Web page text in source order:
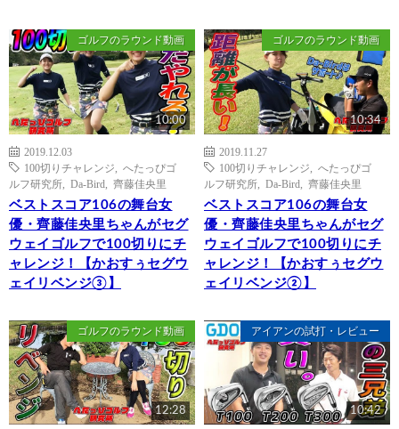
ゴルフのラウンド動画
10:00
2019.12.03
100切りチャレンジ
へたっぴゴ
ルフ研究所
Da-Bird 齊藤佳央里
ベストスコア106の舞台女
優・齊藤佳央里ちゃんがセグ
ウェイゴルフで100切りにチ
ャレンジ！【かおすぅセグウ
ェイリベンジ③】
ゴルフのラウンド動画
10:34
2019.11.27
100切りチャレンジ
へたっぴゴ
ルフ研究所
Da-Bird 齊藤佳央里
ベストスコア106の舞台女
優・齊藤佳央里ちゃんがセグ
ウェイゴルフで100切りにチ
ャレンジ！【かおすぅセグウ
ェイリベンジ②】
ゴルフのラウンド動画
12:28
アイアンの試打・レビュー
10:42